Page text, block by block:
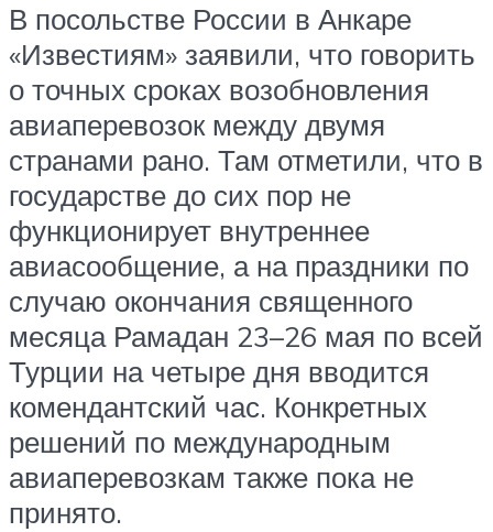
В посольстве России в Анкаре
«Известиям» заявили, что говорить
о точных сроках возобновления
авиаперевозок между двумя
странами рано. Там отметили, что в
государстве до сих пор не
функционирует внутреннее
авиасообщение, а на праздники по
случаю окончания священного
месяца Рамадан 23–26 мая по всей
Турции на четыре дня вводится
комендантский час. Конкретных
решений по международным
авиаперевозкам также пока не
принято.